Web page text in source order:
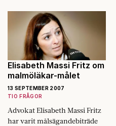
Elisabeth Massi Fritz om
malmöläkar-målet
13 SEPTEMBER 2007
TIO FRÅGOR
Advokat Elisabeth Massi Fritz
har varit målsägandebiträde